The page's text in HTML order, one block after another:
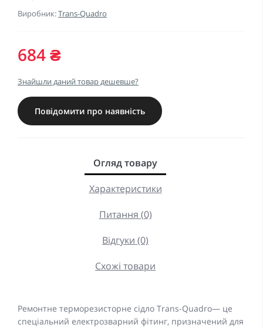
Виробник:Trans-Quadro
684 ₴
Знайшли даний товар дешевше?
Повідомити про наявність
Огляд товару
Характеристики
Питання (0)
Відгуки (0)
Схожі товари
Ремонтне терморезисторне сідло Trans-Quadro— це
спеціальний електрозварний фітинг, призначений для